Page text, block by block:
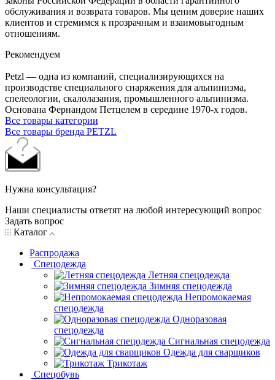
обслуживания и возврата товаров. Мы ценим доверие наших
клиентов и стремимся к прозрачным и взаимовыгодным
отношениям.
Рекомендуем
Petzl — одна из компаний, специализирующихся на
производстве специального снаряжения для альпинизма,
спелеологии, скалолазания, промышленного альпинизма.
Основана Фернандом Петцелем в середине 1970-х годов.
Все товары категории
Все товары бренда PETZL
Нужна консультация?
Наши специалисты ответят на любой интересующий вопрос
Задать вопрос
Каталог
Распродажа
Спецодежда
Летняя спецодежда
Зимняя спецодежда
Непромокаемая
спецодежда
Одноразовая
спецодежда
Сигнальная спецодежда
Одежда для сварщиков
Трикотаж
Спецобувь